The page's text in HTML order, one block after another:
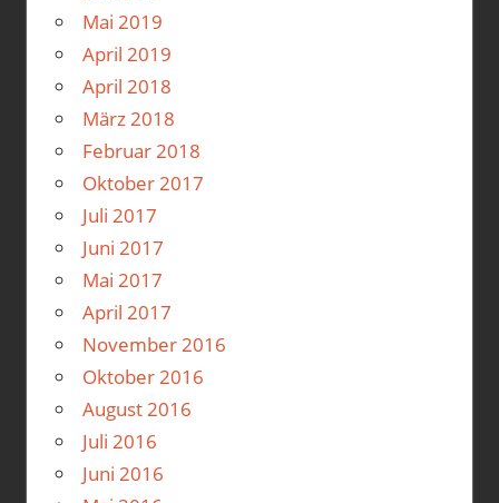
Mai 2019
April 2019
April 2018
März 2018
Februar 2018
Oktober 2017
Juli 2017
Juni 2017
Mai 2017
April 2017
November 2016
Oktober 2016
August 2016
Juli 2016
Juni 2016